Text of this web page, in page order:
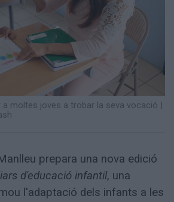
a moltes joves a trobar la seva vocació
prepara una nova edició
d'educació infantil, una
l'adaptació dels infants a les